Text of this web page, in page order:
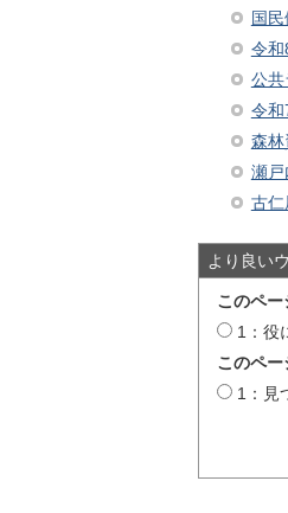
国
令和
公共
令和
森林
瀬戸
古仁
より良い
このペー
1：役
このペー
1：見